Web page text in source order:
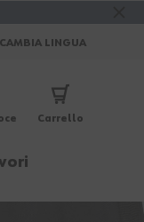
CAMBIA LINGUA
Carrello